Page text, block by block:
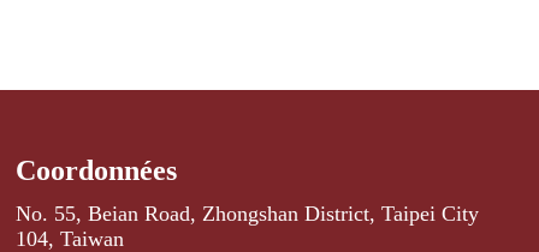
Coordonnées
No. 55, Beian Road, Zhongshan District, Taipei City
104, Taiwan